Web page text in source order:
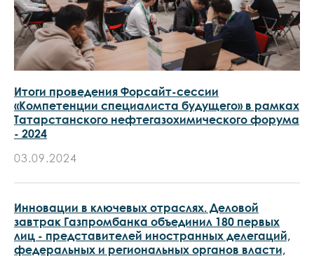
Итоги проведения Форсайт-сессии
«Компетенции специалиста будущего» в рамках
Татарстанского нефтегазохимического форума
- 2024
03.09.2024
Инновации в ключевых отраслях. Деловой
завтрак Газпромбанка объединил 180 первых
лиц - представителей иностранных делегаций,
федеральных и региональных органов власти,